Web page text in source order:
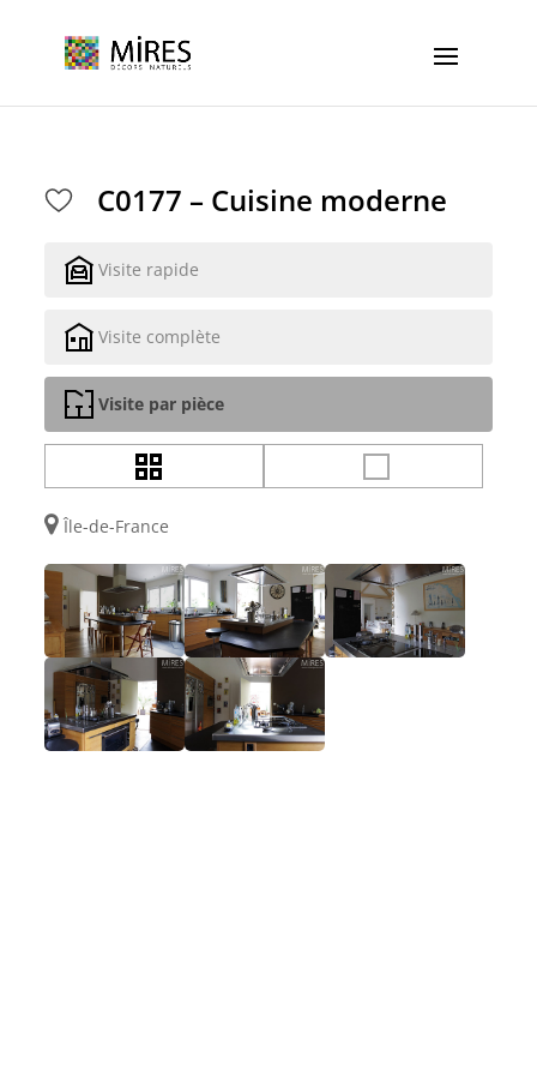
C0177 – Cuisine moderne
Visite rapide
Visite complète
Visite par pièce
Île-de-France